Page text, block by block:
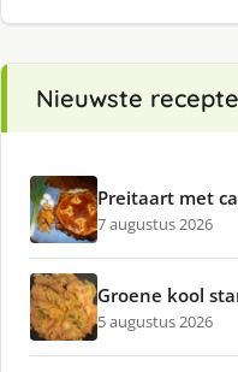
Nieuwste
Preitaart met
7 augustus 2026
Groene kool
5 augustus 2026